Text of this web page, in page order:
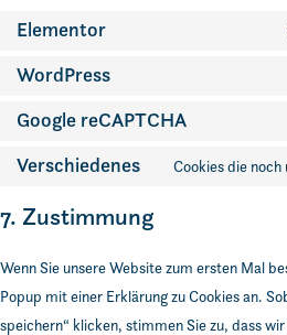
Elementor
WordPress
Google reCAPTCHA
Verschiedenes Cookies die
7. Zustimmung
Wenn Sie unsere Website zum ersten Mal
Popup mit einer Erklärung zu Cookies an.
speichern“ klicken, stimmen Sie zu, dass